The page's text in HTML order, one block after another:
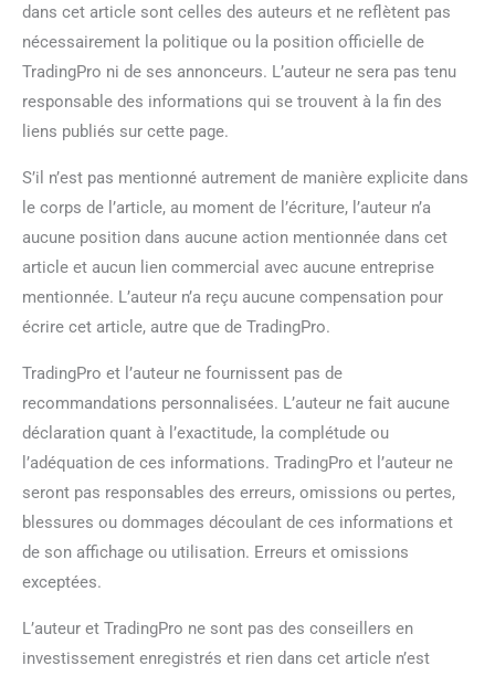
dans cet article sont celles des auteurs et ne reflètent pas
nécessairement la politique ou la position officielle de
TradingPro ni de ses annonceurs. L’auteur ne sera pas tenu
responsable des informations qui se trouvent à la fin des
liens publiés sur cette page.
S’il n’est pas mentionné autrement de manière explicite dans
le corps de l’article, au moment de l’écriture, l’auteur n’a
aucune position dans aucune action mentionnée dans cet
article et aucun lien commercial avec aucune entreprise
mentionnée. L’auteur n’a reçu aucune compensation pour
écrire cet article, autre que de TradingPro.
TradingPro et l’auteur ne fournissent pas de
recommandations personnalisées. L’auteur ne fait aucune
déclaration quant à l’exactitude, la complétude ou
l’adéquation de ces informations. TradingPro et l’auteur ne
seront pas responsables des erreurs, omissions ou pertes,
blessures ou dommages découlant de ces informations et
de son affichage ou utilisation. Erreurs et omissions
exceptées.
L’auteur et TradingPro ne sont pas des conseillers en
investissement enregistrés et rien dans cet article n’est